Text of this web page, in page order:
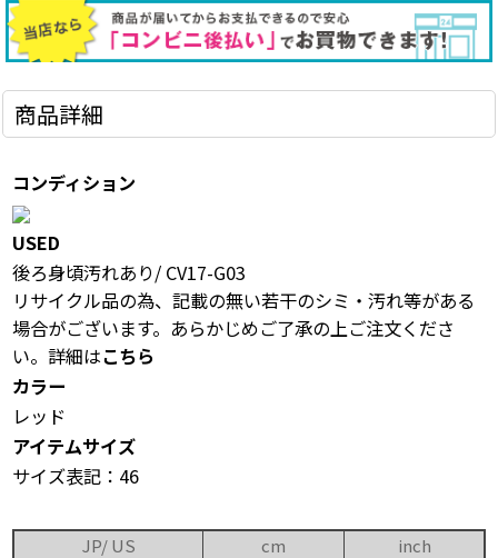
商品詳細
コンディション
USED
後ろ身頃汚れあり/ CV17-G03
リサイクル品の為、記載の無い若干のシミ・汚れ等がある
場合がございます。あらかじめご了承の上ご注文くださ
い。詳細はこちら
カラー
レッド
アイテムサイズ
サイズ表記：46
JP/ US cm
inch